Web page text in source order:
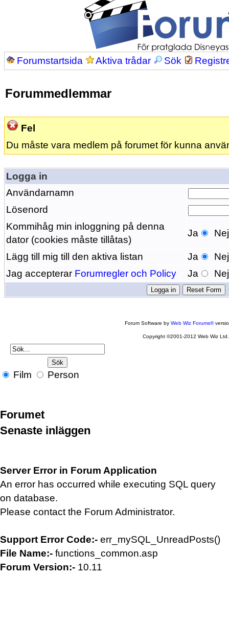
Forumstartsida Aktiva trådar Sök
Forummedlemmar
Fel
Du måste vara medlem på forumet för kunna
Logga in
Användarnamn
Lösenord
Kommihåg min inloggning på denna
dator (cookies måste tillåtas)
Ja Nej
Lägg till mig till den aktiva listan Ja
Nej
Jag accepterar Forumregler och Policy Ja Nej
Forum Software byWeb Wiz Forums®
Copyright ©2001-2012 Web Wiz Ltd.
Film Person
Forumet
Senaste inläggen
Server Error in Forum Application
An error has occurred while executing SQL query
on database.
Please contact the Forum Administrator.
Support Error Code:- err_mySQL_UnreadPosts()
File Name:- functions_common.asp
Forum Version:- 10.11